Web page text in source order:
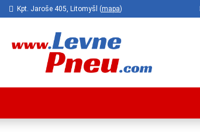
Kpt. Jaroše 405, Litomyšl (mapa)